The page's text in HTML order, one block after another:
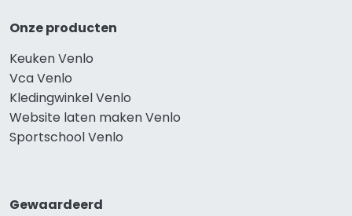
Onze producten
Keuken Venlo
Vca Venlo
Kledingwinkel Venlo
Website laten maken Venlo
Sportschool Venlo
Gewaardeerd